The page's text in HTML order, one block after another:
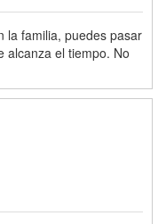
la familia, puedes pasar
alcanza el tiempo. No